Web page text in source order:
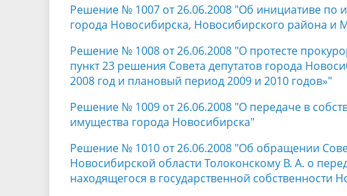
Решение № 1007 от 26.06.2008 "Об инициативе
города Новосибирска, Новосибирского района и
Решение № 1008 от 26.06.2008 "О протесте
пункт 23 решения Совета депутатов города
2008 год и плановый период 2009 и 2010 годов»"
Решение № 1009 от 26.06.2008 "О передаче в
имущества города Новосибирска"
Решение № 1010 от 26.06.2008 "Об обращении
Новосибирской области Толоконскому В. А. о
находящегося в государственной собственности